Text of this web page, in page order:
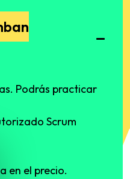
Podrás practicar
Scrum
en el precio.